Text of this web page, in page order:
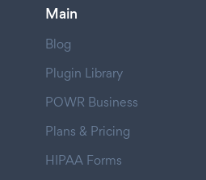
Main
Blog
Plugin Library
POWR Business
Plans & Pricing
HIPAA Forms